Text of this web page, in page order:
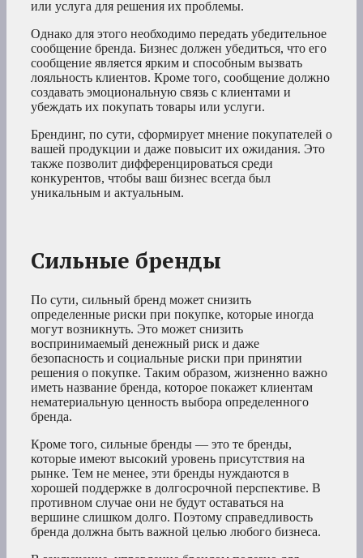
или услуга для решения их проблемы.
Однако для этого необходимо передать убедительное
сообщение бренда. Бизнес должен убедиться, что его
сообщение является ярким и способным вызвать
лояльность клиентов. Кроме того, сообщение должно
создавать эмоциональную связь с клиентами и
убеждать их покупать товары или услуги.
Брендинг, по сути, сформирует мнение покупателей о
вашей продукции и даже повысит их ожидания. Это
также позволит дифференцироваться среди
конкурентов, чтобы ваш бизнес всегда был
уникальным и актуальным.
Сильные бренды
По сути, сильный бренд может снизить
определенные риски при покупке, которые иногда
могут возникнуть. Это может снизить
воспринимаемый денежный риск и даже
безопасность и социальные риски при принятии
решения о покупке. Таким образом, жизненно важно
иметь название бренда, которое покажет клиентам
нематериальную ценность выбора определенного
бренда.
Кроме того, сильные бренды — это те бренды,
которые имеют высокий уровень присутствия на
рынке. Тем не менее, эти бренды нуждаются в
хорошей поддержке в долгосрочной перспективе. В
противном случае они не будут оставаться на
вершине слишком долго. Поэтому справедливость
бренда должна быть важной целью любого бизнеса.